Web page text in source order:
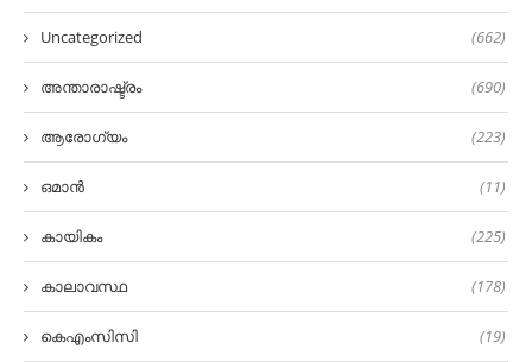
Uncategorized (662)
അന്താരാഷ്ട്രം (690)
ആരോഗ്യം (223)
ഒമാൻ (11)
കായികം (225)
കാലാവസ്ഥ (178)
കെഎംസിസി (19)